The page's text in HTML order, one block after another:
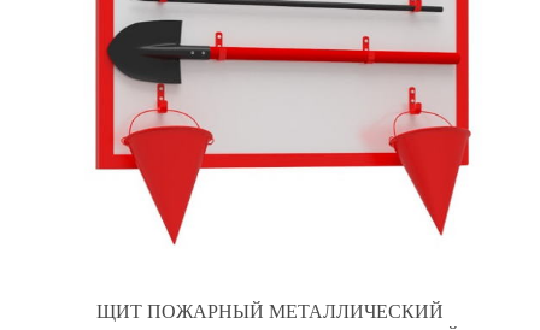
ЩИТ ПОЖАРНЫЙ МЕТАЛЛИЧЕСКИЙ